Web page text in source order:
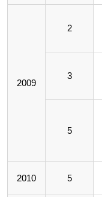
2009
2
3
5
2010 5